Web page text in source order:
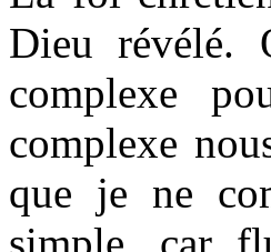
Dieu révélé.
complexe
complexe
que je ne